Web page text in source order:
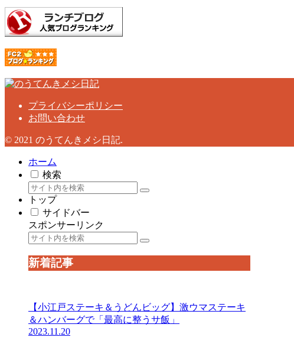
プライバシーポリシー
お問い合わせ
© 2021 のうてんきメシ日記.
ホーム
検索
トップ
サイドバー
スポンサーリンク
新着記事
【小江戸ステーキ＆うどんビッグ】激ウマステーキ
＆ハンバーグで「最高に整うサ飯」
2023.11.20